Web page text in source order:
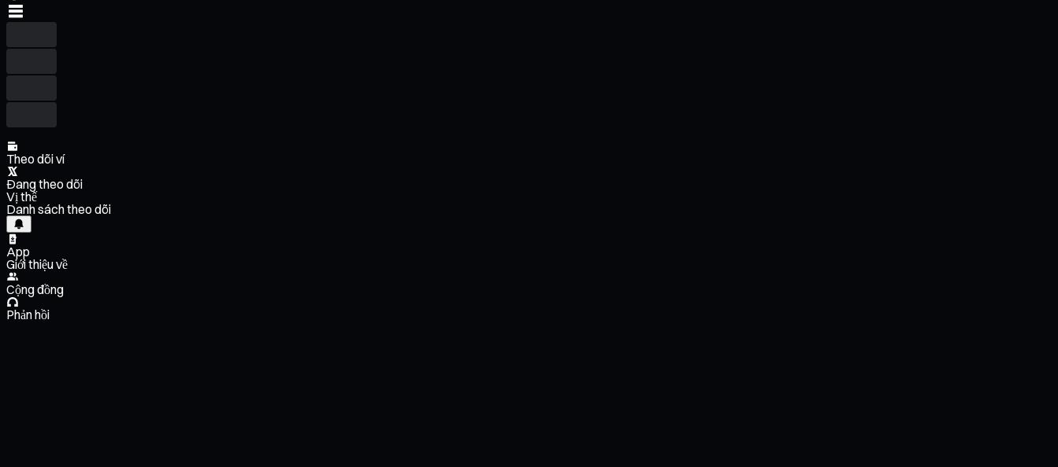
Theo dõi ví
Đang theo dõi
Vị thế
Danh sách theo dõi
App
Giới thiệu về
Cộng đồng
Phản hồi